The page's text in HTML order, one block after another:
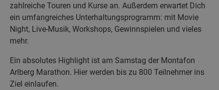
zahlreiche Touren und Kurse an. Außerdem erwartet Dich
ein umfangreiches Unterhaltungsprogramm: mit Movie
Night, Live-Musik, Workshops, Gewinnspielen und vieles
mehr.
Ein absolutes Highlight ist am Samstag der Montafon
Arlberg Marathon. Hier werden bis zu 800 Teilnehmer ins
Ziel einlaufen.